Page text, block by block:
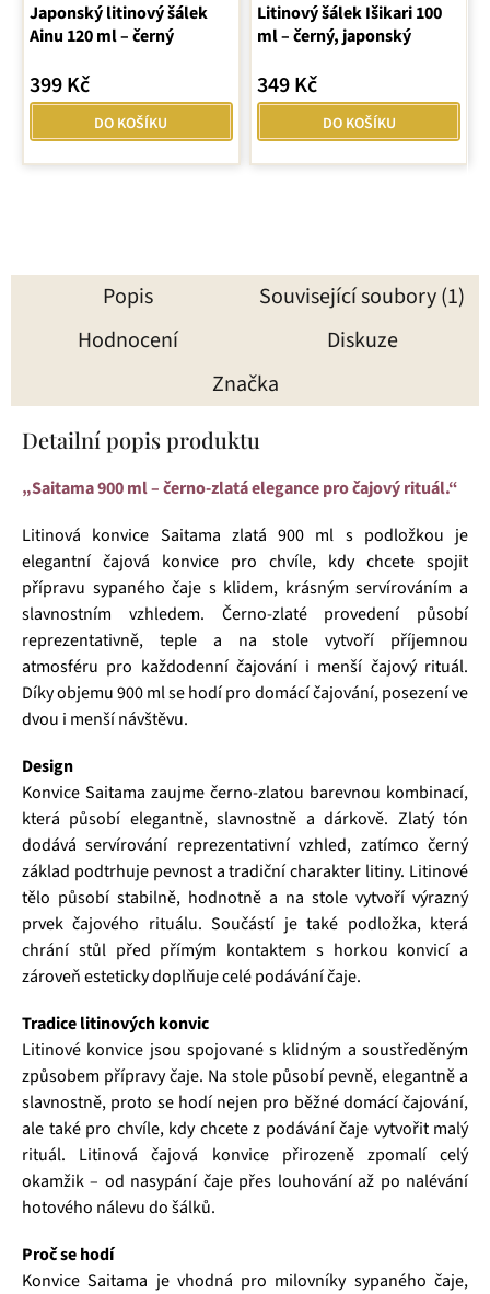
Japonský litinový šálek
Ainu 120 ml – černý
399 Kč
DO KOŠÍKU
Litinový šálek Išikari 100
ml – černý, japonský
349 Kč
DO KOŠÍKU
Popis
Související soubory (1)
Hodnocení
Diskuze
Značka
Detailní popis produktu
„Saitama 900 ml – černo-zlatá elegance pro čajový rituál.“
Litinová konvice Saitama zlatá 900 ml s podložkou je
elegantní čajová konvice pro chvíle, kdy chcete spojit
přípravu sypaného čaje s klidem, krásným servírováním a
slavnostním vzhledem. Černo-zlaté provedení působí
reprezentativně, teple a na stole vytvoří příjemnou
atmosféru pro každodenní čajování i menší čajový rituál.
Díky objemu 900 ml se hodí pro domácí čajování, posezení ve
dvou i menší návštěvu.
Design
Konvice Saitama zaujme černo-zlatou barevnou kombinací,
která působí elegantně, slavnostně a dárkově. Zlatý tón
dodává servírování reprezentativní vzhled, zatímco černý
základ podtrhuje pevnost a tradiční charakter litiny. Litinové
tělo působí stabilně, hodnotně a na stole vytvoří výrazný
prvek čajového rituálu. Součástí je také podložka, která
chrání stůl před přímým kontaktem s horkou konvicí a
zároveň esteticky doplňuje celé podávání čaje.
Tradice litinových konvic
Litinové konvice jsou spojované s klidným a soustředěným
způsobem přípravy čaje. Na stole působí pevně, elegantně a
slavnostně, proto se hodí nejen pro běžné domácí čajování,
ale také pro chvíle, kdy chcete z podávání čaje vytvořit malý
rituál. Litinová čajová konvice přirozeně zpomalí celý
okamžik – od nasypání čaje přes louhování až po nalévání
hotového nálevu do šálků.
Proč se hodí
Konvice Saitama je vhodná pro milovníky sypaného čaje,